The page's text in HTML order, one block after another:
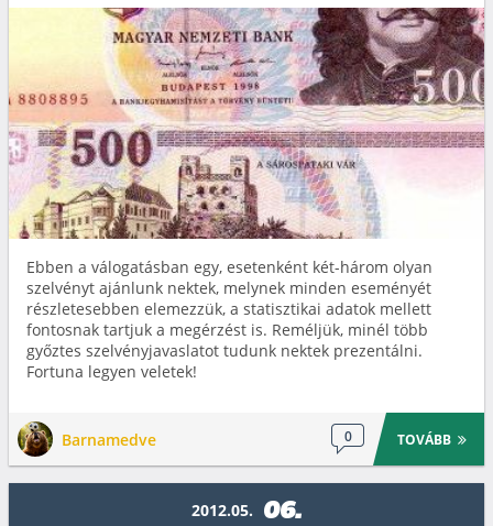
Ebben a válogatásban egy, esetenként két-három olyan
szelvényt ajánlunk nektek, melynek minden eseményét
részletesebben elemezzük, a statisztikai adatok mellett
fontosnak tartjuk a megérzést is. Reméljük, minél több
győztes szelvényjavaslatot tudunk nektek prezentálni.
Fortuna legyen veletek!
Barnamedve 0 TOVÁBB
2012.05. 06.